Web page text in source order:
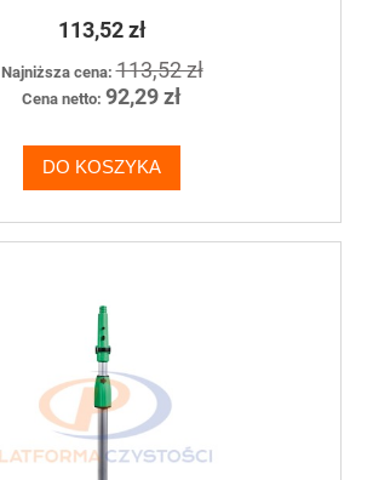
113,52 zł
Najniższa cena:113,52 zł
Cena netto: 92,29 zł
DO KOSZYKA